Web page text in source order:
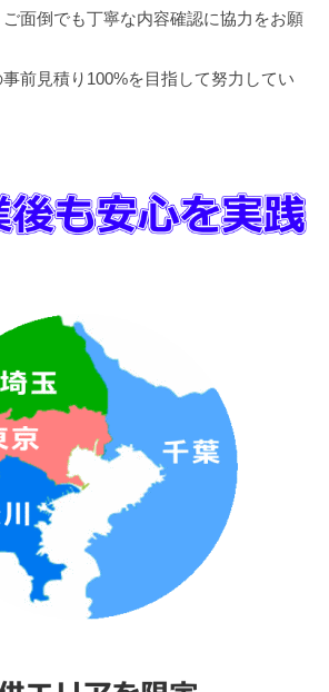
面倒でも丁寧な内容確認に協力をお願
前見積り100%を目指して努力してい